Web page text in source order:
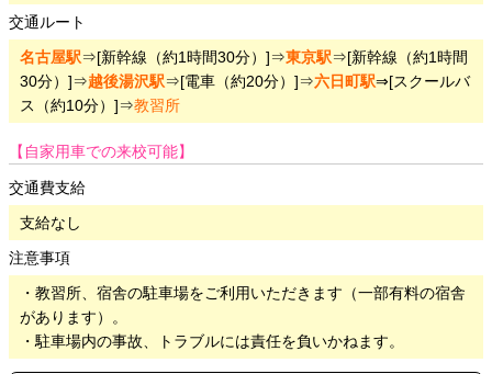
交通ルート
名古屋駅⇒[新幹線（約1時間30分）]⇒東京駅⇒[新幹線（約1時間
30分）]⇒越後湯沢駅⇒[電車（約20分）]⇒六日町駅⇒[スクールバ
ス（約10分）]⇒教習所
【自家用車での来校可能】
交通費支給
支給なし
注意事項
・教習所、宿舎の駐車場をご利用いただきます（一部有料の宿舎
があります）。
・駐車場内の事故、トラブルには責任を負いかねます。